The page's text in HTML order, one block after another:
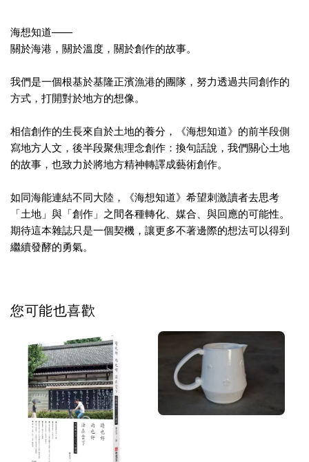
海想知道——
關於海港，關於溫度，關於創作的故事。
我們是一個根基於基隆正濱漁港的團隊，努力透過共同創作的
方式， 打開對於地方的想像。
相信創作的生長來自於土地的養分，《海想知道》 的前半段側
寫地方人文，後半段聚焦理念創作：換句話說， 我們關心土地
的故事，也致力於將地方精神轉譯成藝術創作。
如同海能連結不同大陸，《海想知道》希望刺激讀者去思考
「土地」 與「創作」之間各種轉化、媒合、與回應的可能性。
期待這本雜誌只是一個契機， 讓更多不著邊際的想法可以得到
繼續發酵的勇氣。
您可能也喜歡